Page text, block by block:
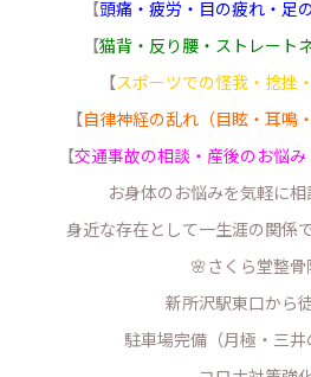
【頭痛・疲労・目の疲れ・足
【猫背・反り腰・ストレート
【スポーツでの怪我・捻挫
【自律神経の乱れ（目眩・耳鳴
【交通事故の相談・産後のお悩
お身体のお悩みを気軽に
身近な存在として一生涯の関係
🌸さくら堂整骨
新所沢駅東口から
駐車場完備（月極・三井